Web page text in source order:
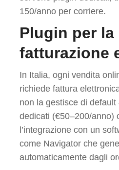
150/anno per corriere.
Plugin per la
fatturazione
In Italia, ogni vendita
richiede fattura
non la gestisce di
dedicati (€50–200/anno)
l’integrazione con un
come Navigator che
automaticamente dagli